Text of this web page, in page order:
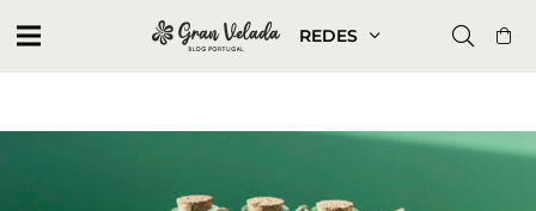
REDES